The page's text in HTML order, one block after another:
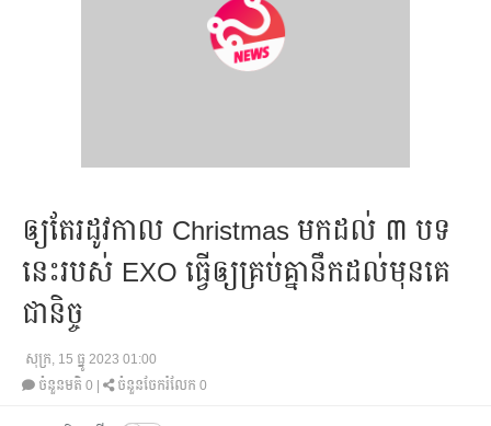
ឲ្យតែរដូវកាល Christmas មកដល់ ៣ បទ
នេះរបស់ EXO ធ្វើឲ្យគ្រប់គ្នានឹកដល់មុនគេ
ជានិច្ច
សុក្រ, 15 ធ្នូ 2023 01:00
ចំនួនមតិ 0 ចំនួនចែករំលែក 0